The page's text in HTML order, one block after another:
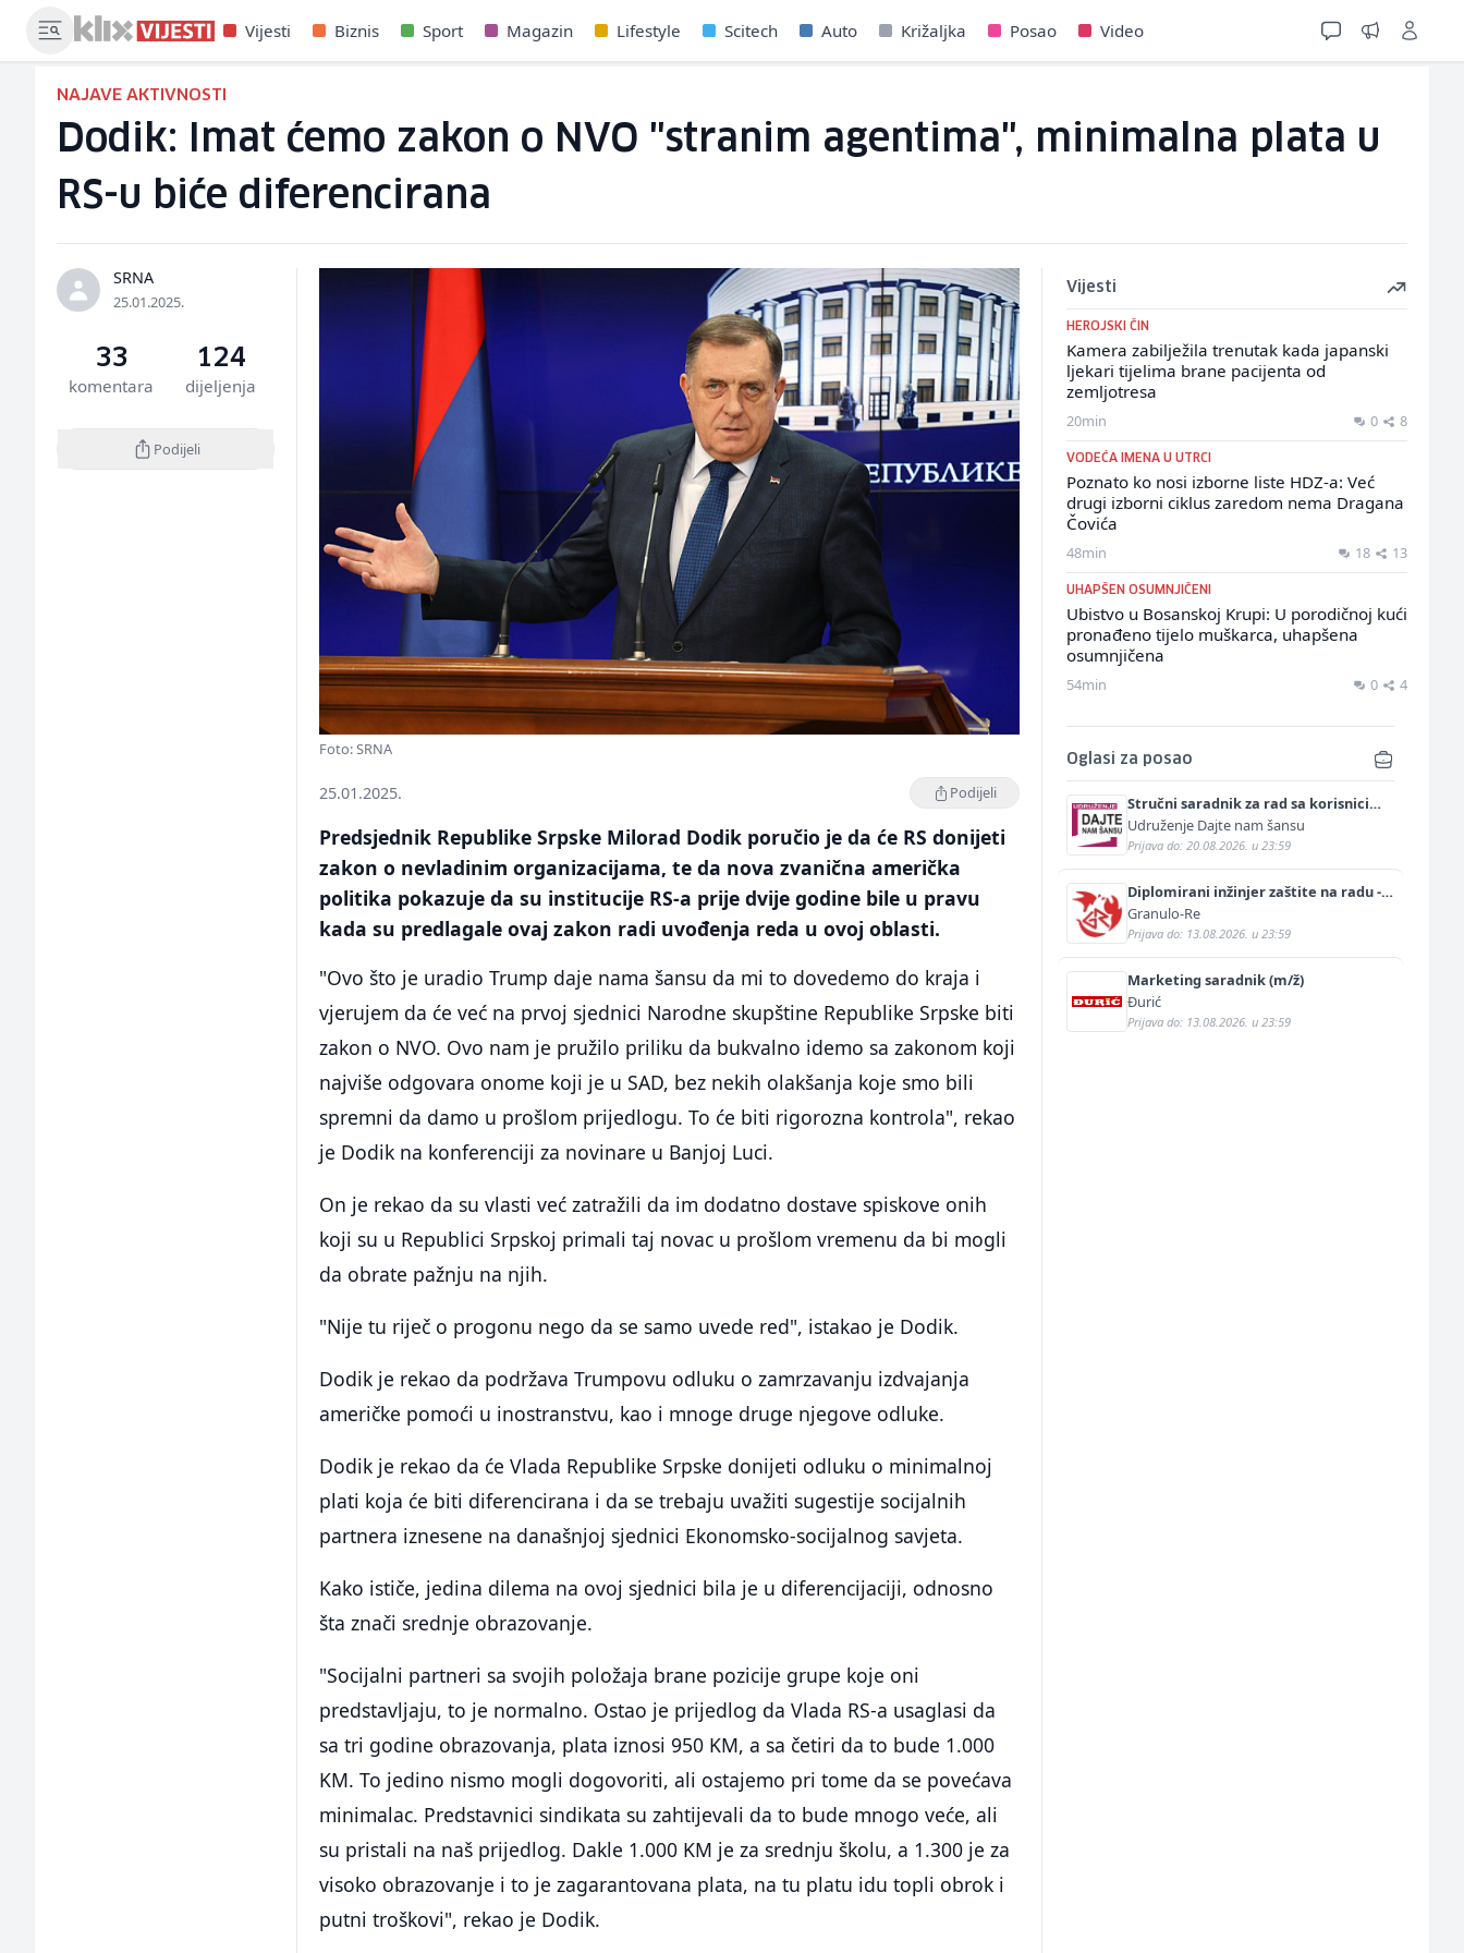
Vijesti Biznis Sport Magazin Lifestyle Scitech Auto Križaljka Posao Video
NAJAVE AKTIVNOSTI
Dodik: Imat ćemo zakon o NVO "stranim agentima", minimalna plata u
RS-u biće diferencirana
SRNA
25.01.2025.
33
komentara
124
dijeljenja
Podijeli
Foto: SRNA
25.01.2025. Podijeli
Predsjednik Republike Srpske Milorad Dodik poručio je da će RS donijeti
zakon o nevladinim organizacijama, te da nova zvanična američka
politika pokazuje da su institucije RS-a prije dvije godine bile u pravu
kada su predlagale ovaj zakon radi uvođenja reda u ovoj oblasti.
"Ovo što je uradio Trump daje nama šansu da mi to dovedemo do kraja i
vjerujem da će već na prvoj sjednici Narodne skupštine Republike Srpske biti
zakon o NVO. Ovo nam je pružilo priliku da bukvalno idemo sa zakonom koji
najviše odgovara onome koji je u SAD, bez nekih olakšanja koje smo bili
spremni da damo u prošlom prijedlogu. To će biti rigorozna kontrola", rekao
je Dodik na konferenciji za novinare u Banjoj Luci.
On je rekao da su vlasti već zatražili da im dodatno dostave spiskove onih
koji su u Republici Srpskoj primali taj novac u prošlom vremenu da bi mogli
da obrate pažnju na njih.
"Nije tu riječ o progonu nego da se samo uvede red", istakao je Dodik.
Dodik je rekao da podržava Trumpovu odluku o zamrzavanju izdvajanja
američke pomoći u inostranstvu, kao i mnoge druge njegove odluke.
Dodik je rekao da će Vlada Republike Srpske donijeti odluku o minimalnoj
plati koja će biti diferencirana i da se trebaju uvažiti sugestije socijalnih
partnera iznesene na današnjoj sjednici Ekonomsko-socijalnog savjeta.
Kako ističe, jedina dilema na ovoj sjednici bila je u diferencijaciji, odnosno
šta znači srednje obrazovanje.
"Socijalni partneri sa svojih položaja brane pozicije grupe koje oni
predstavljaju, to je normalno. Ostao je prijedlog da Vlada RS-a usaglasi da
sa tri godine obrazovanja, plata iznosi 950 KM, a sa četiri da to bude 1.000
KM. To jedino nismo mogli dogovoriti, ali ostajemo pri tome da se povećava
minimalac. Predstavnici sindikata su zahtijevali da to bude mnogo veće, ali
su pristali na naš prijedlog. Dakle 1.000 KM je za srednju školu, a 1.300 je za
visoko obrazovanje i to je zagarantovana plata, na tu platu idu topli obrok i
putni troškovi", rekao je Dodik.
Vijesti
HEROJSKI ČIN
Kamera zabilježila trenutak kada japanski
ljekari tijelima brane pacijenta od
zemljotresa
20min 0 8
VODEĆA IMENA U UTRCI
Poznato ko nosi izborne liste HDZ-a: Već
drugi izborni ciklus zaredom nema Dragana
Čovića
48min 18 13
UHAPŠEN OSUMNJIČENI
Ubistvo u Bosanskoj Krupi: U porodičnoj kući
pronađeno tijelo muškarca, uhapšena
osumnjičena
54min 0 4
Oglasi za posao
Stručni saradnik za rad sa korisnicima
(m/ž)
Udruženje Dajte nam šansu
Prijava do: 20.08.2026. u 23:59
Diplomirani inžinjer zaštite na radu -
Bachelor inžinjer sigurnosti i pomoći
(m/ž)
Granulo-Re
Prijava do: 13.08.2026. u 23:59
Marketing saradnik (m/ž)
Đurić
Prijava do: 13.08.2026. u 23:59